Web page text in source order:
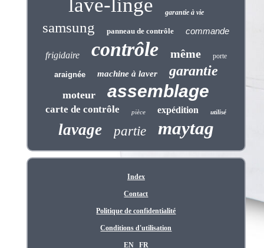
lave-linge garantie à vie
samsung panneau de contrôle commande
frigidaire contrôle même porte
araignée machine à laver garantie
moteur assemblage
carte de contrôle pièce expédition utilisé
lavage partie maytag
Index
Contact
Politique de confidentialité
Conditions d'utilisation
EN FR